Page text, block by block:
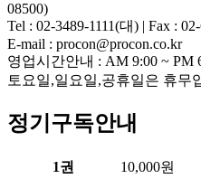
08500)
Tel : 02-3489-1111(대) | Fax :
E-mail : procon@procon.co.kr
영업시간안내 : AM 9:00 ~ PM
토요일,일요일,공휴일은 휴무
정기구독안내
1권 10,000원